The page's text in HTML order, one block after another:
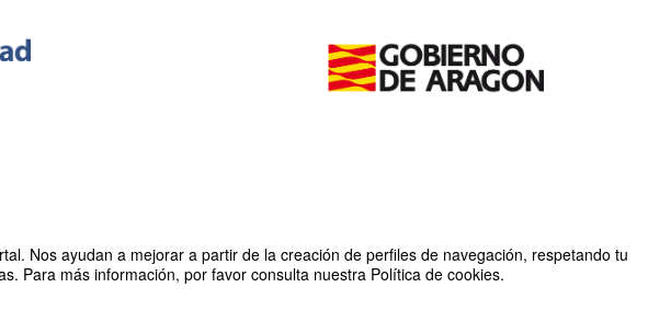
Nos ayudan a mejorar a partir de la creación de perfiles de navegación, respetando tu
Para más información, por favor consulta nuestra Política de cookies.
Organizado por SAD Universidad de Zaragoza